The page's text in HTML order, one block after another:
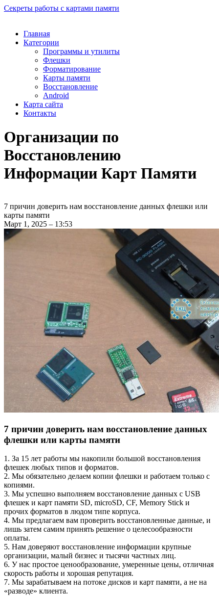
Секреты работы с картами памяти
Главная
Категории
Программы и утилиты
Флешки
Форматирование
Карты памяти
Восстановление
Android
Карта сайта
Контакты
Организации по
Восстановлению
Информации Карт Памяти
7 причин доверить нам восстановление данных флешки или
карты памяти
Март 1, 2025 – 13:53
7 причин доверить нам восстановление данных
флешки или карты памяти
1. За 15 лет работы мы накопили большой восстановления
флешек любых типов и форматов.
2. Мы обязательно делаем копии флешки и работаем только с
копиями.
3. Мы успешно выполняем восстановление данных с USB
флешек и карт памяти SD, microSD, CF, Memory Stick и
прочих форматов в людом типе корпуса.
4. Мы предлагаем вам проверить восстановленные данные, и
лишь затем самим принять решение о целесообразности
оплаты.
5. Нам доверяют восстановление информации крупные
организации, малый бизнес и тысячи частных лиц.
6. У нас простое ценообразование, умеренные цены, отличная
скорость работы и хорошая репутация.
7. Мы зарабатываем на потоке дисков и карт памяти, а не на
«разводе» клиента.